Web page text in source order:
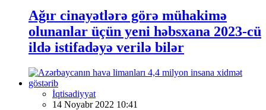
Ağır cinayətlərə görə mühakimə
olunanlar üçün yeni həbsxana 2023-cü
ildə istifadəyə verilə bilər
İqtisadiyyat
14 Noyabr 2022 10:41